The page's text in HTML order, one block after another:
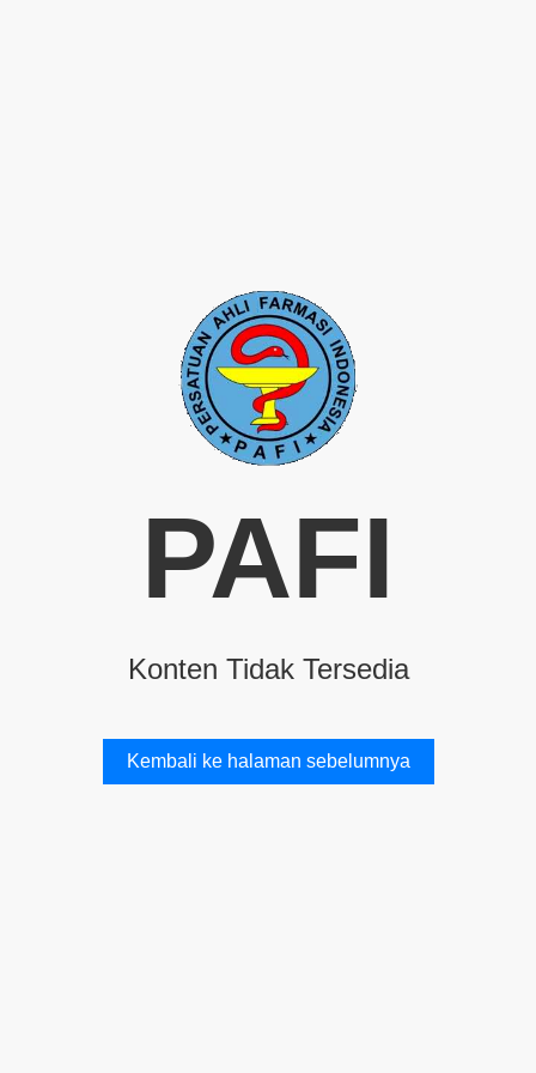
PAFI
Konten Tidak Tersedia
Kembali ke halaman sebelumnya